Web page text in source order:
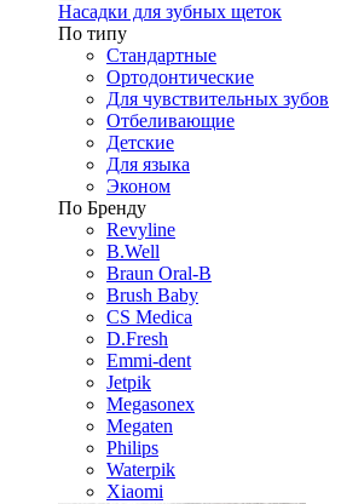
Насадки для зубных щеток
По типу
Стандартные
Ортодонтические
Для чувствительных зубов
Отбеливающие
Детские
Для языка
Эконом
По Бренду
Revyline
B.Well
Braun Oral-B
Brush Baby
CS Medica
D.Fresh
Emmi-dent
Jetpik
Megasonex
Megaten
Philips
Waterpik
Xiaomi